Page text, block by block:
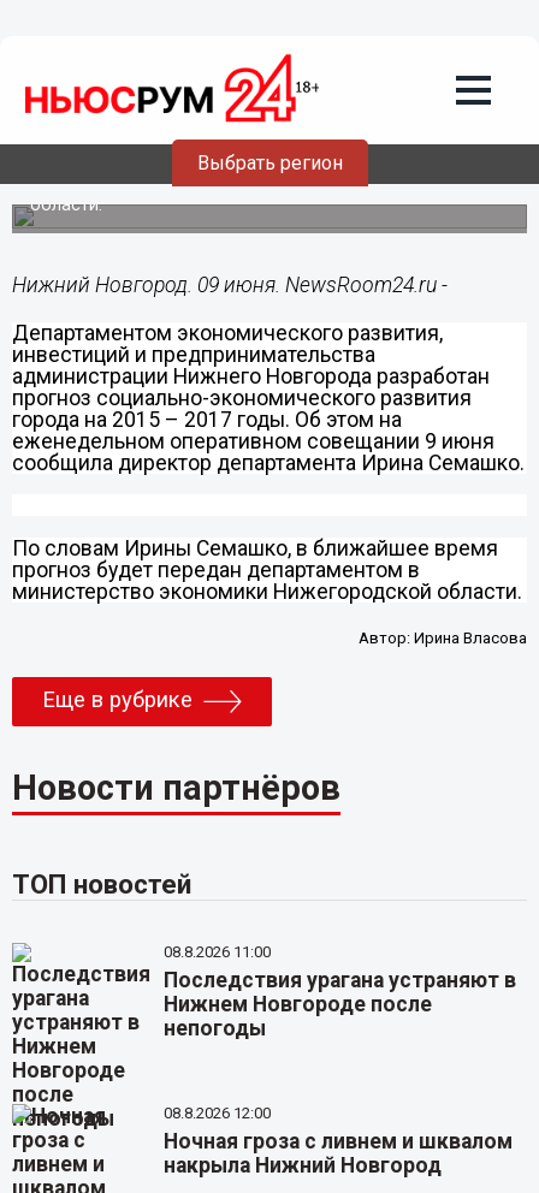
Выбрать регион
Готов прогноз социально-
экономического развития Нижнего
Новгорода на 2015-2017 годы
Прогноз будет передан в министерство экономики
области.
Нижний Новгород. 09 июня. NewsRoom24.ru -
Департаментом экономического развития,
инвестиций и предпринимательства
администрации Нижнего Новгорода разработан
прогноз социально-экономического развития
города на 2015 – 2017 годы. Об этом на
еженедельном оперативном совещании 9 июня
сообщила директор департамента Ирина Семашко.
По словам Ирины Семашко, в ближайшее время
прогноз будет передан департаментом в
министерство экономики Нижегородской области.
Автор:Ирина Власова
Еще в рубрике
Новости партнёров
ТОП новостей
08.8.2026 11:00
Последствия урагана устраняют в
Нижнем Новгороде после
непогоды
08.8.2026 12:00
Ночная гроза с ливнем и шквалом
накрыла Нижний Новгород